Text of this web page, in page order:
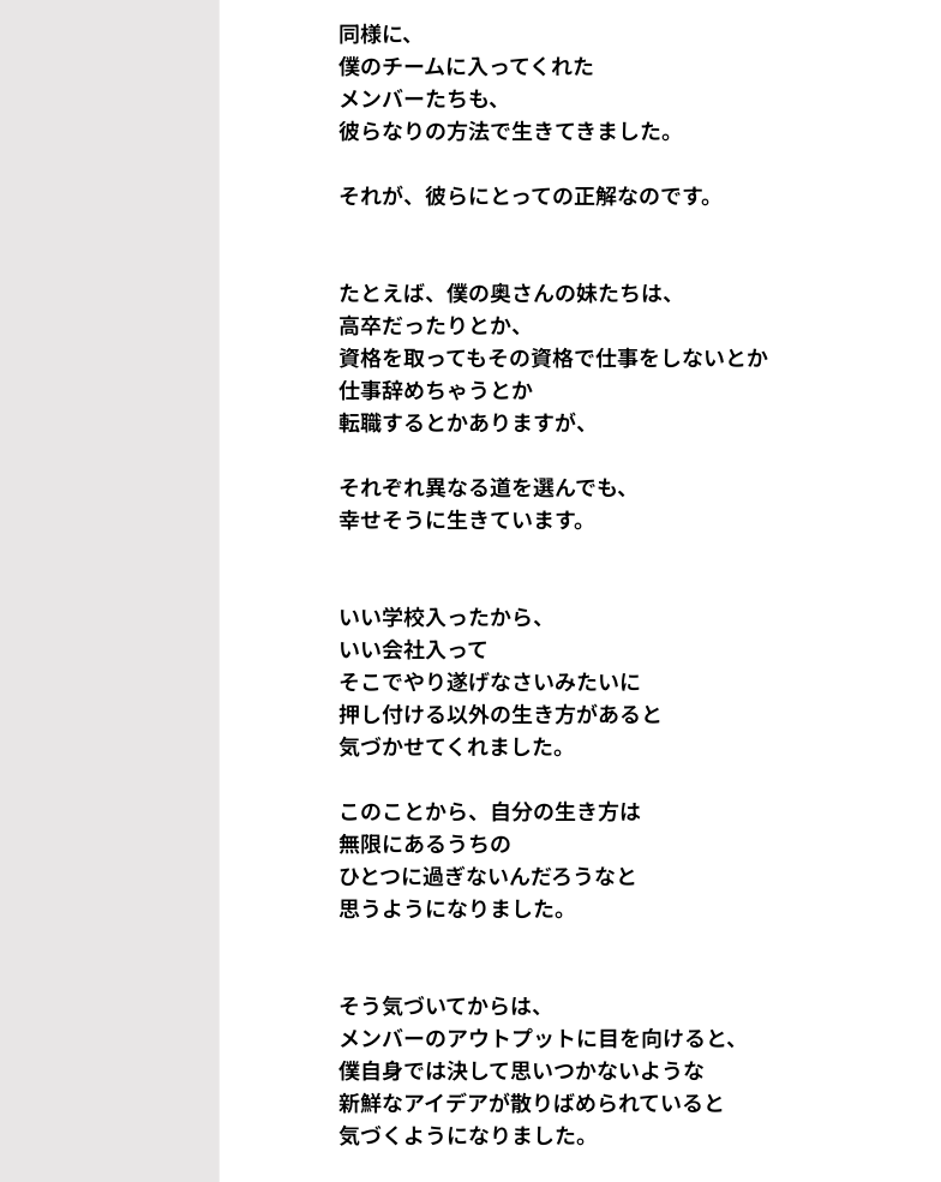
同様に、
僕のチームに入ってくれた
メンバーたちも、
彼らなりの方法で生きてきました。
それが、彼らにとっての正解なのです。
たとえば、僕の奥さんの妹たちは、
高卒だったりとか、
資格を取ってもその資格で仕事をしないとか
仕事辞めちゃうとか
転職するとかありますが、
それぞれ異なる道を選んでも、
幸せそうに生きています。
いい学校入ったから、
いい会社入って
そこでやり遂げなさいみたいに
押し付ける以外の生き方があると
気づかせてくれました。
このことから、自分の生き方は
無限にあるうちの
ひとつに過ぎないんだろうなと
思うようになりました。
そう気づいてからは、
メンバーのアウトプットに目を向けると、
僕自身では決して思いつかないような
新鮮なアイデアが散りばめられていると
気づくようになりました。